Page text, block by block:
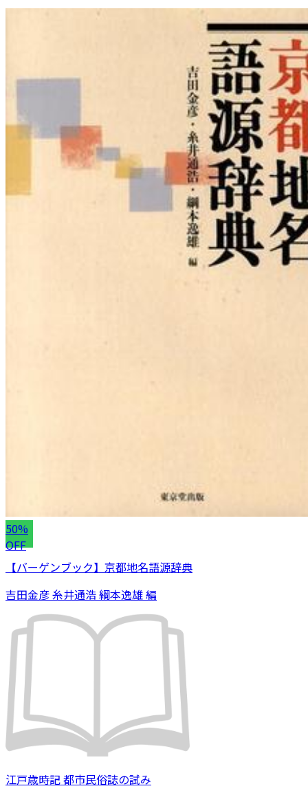
50%
OFF
【バーゲンブック】京都地名語源辞典
吉田金彦 糸井通浩 綱本逸雄 編
江戸歳時記 都市民俗誌の試み